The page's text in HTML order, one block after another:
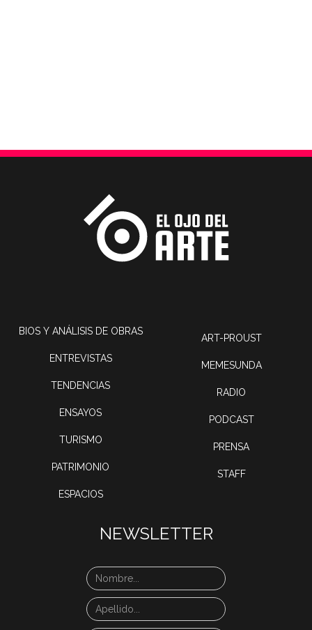
BIOS Y ANÁLISIS DE OBRAS
ENTREVISTAS
TENDENCIAS
ENSAYOS
TURISMO
PATRIMONIO
ESPACIOS
ART-PROUST
MEMESUNDA
RADIO
PODCAST
PRENSA
STAFF
NEWSLETTER